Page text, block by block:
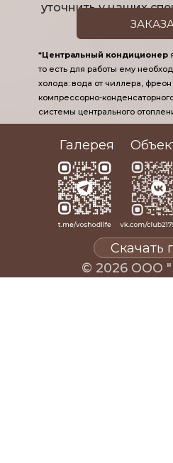
уточнить у наших
*Центральный кондиционер
то есть для работы ему
холода: вода от чиллера,
компрессорно-
системы центрального
© 2026 ООО
Скачать
Галерея